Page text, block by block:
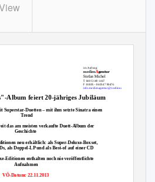
im Auftrag:
medienAgentur
Stefan Michel
T 040-5149 1467
F 01805 - 060347 90476
info.medienagentur@t-online.de
Album feiert 20-jähriges Jubiläum
Superstar-Duetten – mit ihm setzte Sinatra einen
Trend
das am meisten verkaufte Duett-Album der
Geschichte
neu erhältlich: als Super-Deluxe-Boxset,
als Doppel-LP und als Best-of auf einer CD
Editionen enthalten noch nie veröffentlichte
Aufnahmen
VÖ-Datum: 22.11.2013